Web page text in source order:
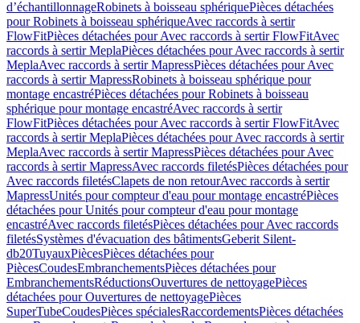
d’échantillonnageRobinets à boisseau sphériquePièces détachées
pour Robinets à boisseau sphériqueAvec raccords à sertir
FlowFitPièces détachées pour Avec raccords à sertir FlowFitAvec
raccords à sertir MeplaPièces détachées pour Avec raccords à sertir
MeplaAvec raccords à sertir MapressPièces détachées pour Avec
raccords à sertir MapressRobinets à boisseau sphérique pour
montage encastréPièces détachées pour Robinets à boisseau
sphérique pour montage encastréAvec raccords à sertir
FlowFitPièces détachées pour Avec raccords à sertir FlowFitAvec
raccords à sertir MeplaPièces détachées pour Avec raccords à sertir
MeplaAvec raccords à sertir MapressPièces détachées pour Avec
raccords à sertir MapressAvec raccords filetésPièces détachées pour
Avec raccords filetésClapets de non retourAvec raccords à sertir
MapressUnités pour compteur d'eau pour montage encastréPièces
détachées pour Unités pour compteur d'eau pour montage
encastréAvec raccords filetésPièces détachées pour Avec raccords
filetésSystèmes d'évacuation des bâtimentsGeberit Silent-
db20TuyauxPiècesPièces détachées pour
PiècesCoudesEmbranchementsPièces détachées pour
EmbranchementsRéductionsOuvertures de nettoyagePièces
détachées pour Ouvertures de nettoyagePièces
SuperTubeCoudesPièces spécialesRaccordementsPièces détachées